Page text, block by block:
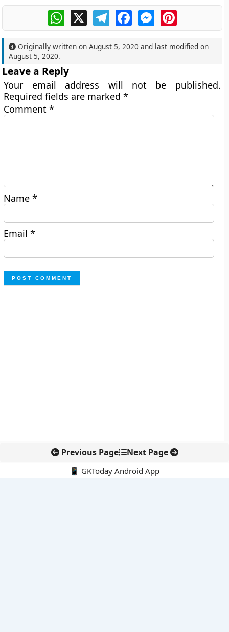
WhatsApp
X TelegramFacebookMessengerPinterest
Originally written onAugust 5, 2020 and last modified on
August 5, 2020.
Leave a Reply
Your email address will not be published.
Required fields are marked*
Comment*
Name*
Email*
Previous Page Next Page
📱 GKToday Android App